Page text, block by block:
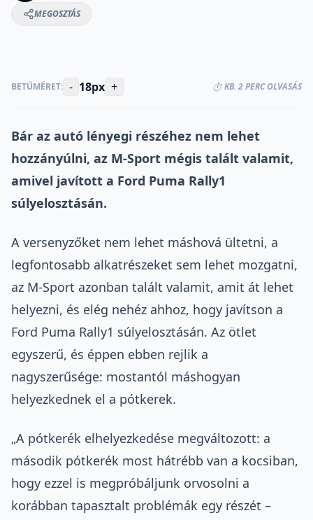
MEGOSZTÁS
BETŰMÉRET: - 18px + ⏱️ KB. 2 PERC OLVASÁS
Bár az autó lényegi részéhez nem lehet
hozzányúlni, az M-Sport mégis talált valamit,
amivel javított a Ford Puma Rally1
súlyelosztásán.
A versenyzőket nem lehet máshová ültetni, a
legfontosabb alkatrészeket sem lehet mozgatni,
az M-Sport azonban talált valamit, amit át lehet
helyezni, és elég nehéz ahhoz, hogy javítson a
Ford Puma Rally1 súlyelosztásán. Az ötlet
egyszerű, és éppen ebben rejlik a
nagyszerűsége: mostantól máshogyan
helyezkednek el a pótkerek.
„A pótkerék elhelyezkedése megváltozott: a
második pótkerék most hátrébb van a kocsiban,
hogy ezzel is megpróbáljunk orvosolni a
korábban tapasztalt problémák egy részét –